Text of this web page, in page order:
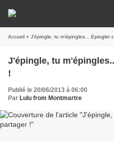
Accueil » J'épingle, tu m'épingles... Epingler
J'épingle, tu
!
Publié le 20/06/2013 à 06:00
Par Lulu from Montmartre